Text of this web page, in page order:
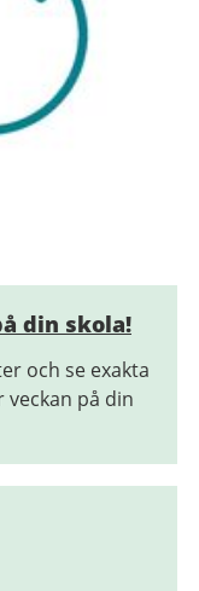
din skola!
och se exakta
på din